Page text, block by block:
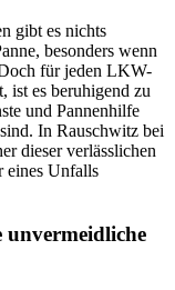
gibt es nichts
besonders wenn
für jeden LKW-
ist es beruhigend zu
und Pannenhilfe
In Rauschwitz bei
dieser verlässlichen
eines Unfalls
unvermeidliche